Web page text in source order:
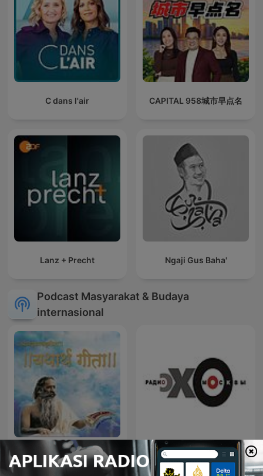
C dans l'air CAPITAL 958城市早点名
Lanz + Precht Ngaji Gus Baha'
Podcast Masyarakat & Budaya
internasional
Bhagavad Gita Hindi Эхо Москвы